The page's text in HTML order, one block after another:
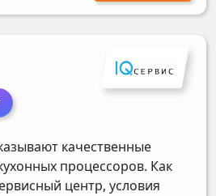
качественные
процессоров. Как
центр, условия